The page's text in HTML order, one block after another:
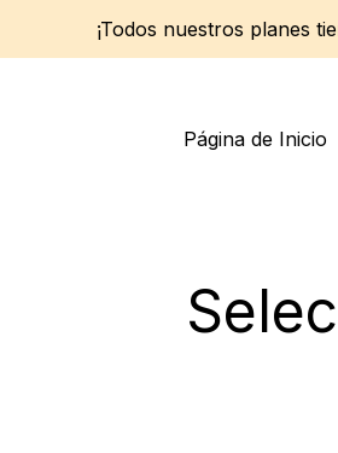
¡Todos nuestros planes
Página de Inicio